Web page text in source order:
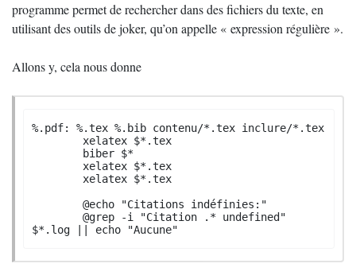
programme permet de rechercher dans des fichiers du texte, en
utilisant des outils de joker, qu’on appelle « expression régulière ».
Allons y, cela nous donne
%.pdf: %.tex %.bib contenu/*.tex inclure/*.tex
$*.log || echo "Aucune"